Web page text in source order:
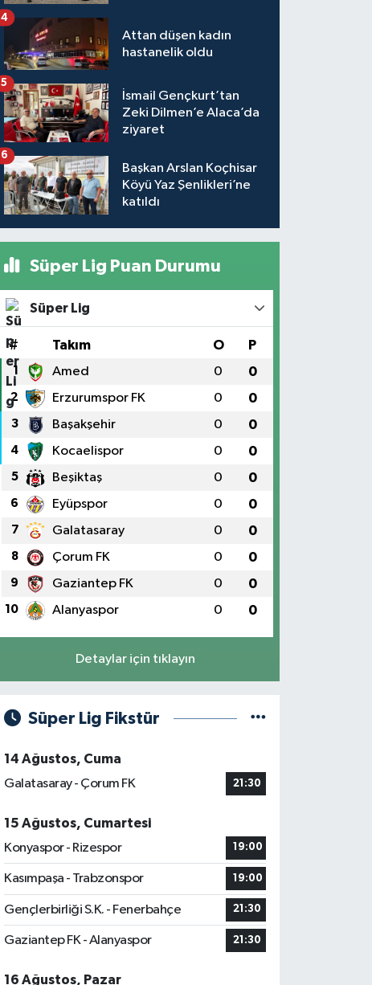
Attan düşen kadın
hastanelik oldu
4
İsmail Gençkurt’tan
Zeki Dilmen’e Alaca’da
ziyaret
5
Başkan Arslan Koçhisar
Köyü Yaz Şenlikleri’ne
katıldı
6
Süper Lig Puan Durumu
Süper Lig
# Takım O P
1 Amed 0 0
2 Erzurumspor FK 0 0
3 Başakşehir 0 0
4 Kocaelispor 0 0
5 Beşiktaş 0 0
6 Eyüpspor 0 0
7 Galatasaray 0 0
8 Çorum FK 0 0
9 Gaziantep FK 0 0
10 Alanyaspor 0 0
Detaylar için tıklayın
Süper Lig Fikstür
14 Ağustos, Cuma
Galatasaray - Çorum FK
21:30
15 Ağustos, Cumartesi
Konyaspor - Rizespor
19:00
Kasımpaşa - Trabzonspor 19:00
Gençlerbirliği S.K. - Fenerbahçe 21:30
Gaziantep FK - Alanyaspor 21:30
16 Ağustos, Pazar